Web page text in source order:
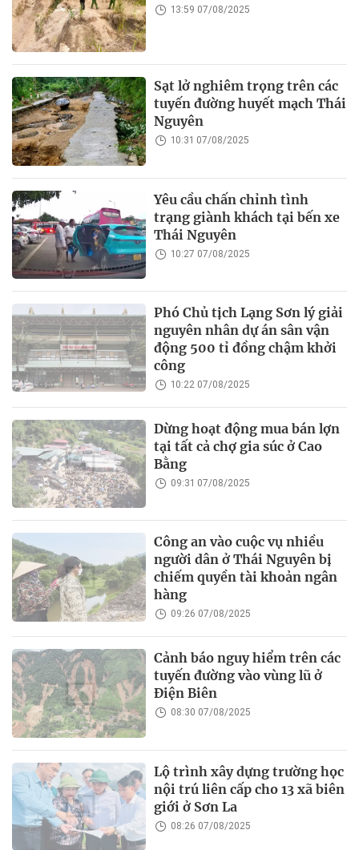
13:59 07/08/2025
Sạt lở nghiêm trọng trên các
tuyến đường huyết mạch Thái
Nguyên
10:31 07/08/2025
Yêu cầu chấn chỉnh tình
trạng giành khách tại bến xe
Thái Nguyên
10:27 07/08/2025
Phó Chủ tịch Lạng Sơn lý giải
nguyên nhân dự án sân vận
động 500 tỉ đồng chậm khởi
công
10:22 07/08/2025
Dừng hoạt động mua bán lợn
tại tất cả chợ gia súc ở Cao
Bằng
09:31 07/08/2025
Công an vào cuộc vụ nhiều
người dân ở Thái Nguyên bị
chiếm quyền tài khoản ngân
hàng
09:26 07/08/2025
Cảnh báo nguy hiểm trên các
tuyến đường vào vùng lũ ở
Điện Biên
08:30 07/08/2025
Lộ trình xây dựng trường học
nội trú liên cấp cho 13 xã biên
giới ở Sơn La
08:26 07/08/2025